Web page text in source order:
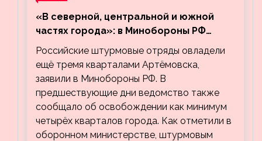
«В северной, центральной и южной
частях города»: в Минобороны РФ
заявили об освобождении ещё трёх
кварталов Артёмовска
Российские штурмовые отряды овладели
ещё тремя кварталами Артёмовска,
заявили в Минобороны РФ. В
предшествующие дни ведомство также
сообщало об освобождении как минимум
четырёх кварталов города. Как отметили в
оборонном министерстве, штурмовым